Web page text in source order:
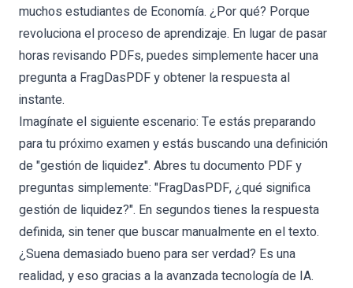
muchos estudiantes de Economía. ¿Por qué? Porque
revoluciona el proceso de aprendizaje. En lugar de pasar
horas revisando PDFs, puedes simplemente hacer una
pregunta a FragDasPDF y obtener la respuesta al
instante.
Imagínate el siguiente escenario: Te estás preparando
para tu próximo examen y estás buscando una definición
de "gestión de liquidez". Abres tu documento PDF y
preguntas simplemente: "FragDasPDF, ¿qué significa
gestión de liquidez?". En segundos tienes la respuesta
definida, sin tener que buscar manualmente en el texto.
¿Suena demasiado bueno para ser verdad? Es una
realidad, y eso gracias a la avanzada tecnología de IA.